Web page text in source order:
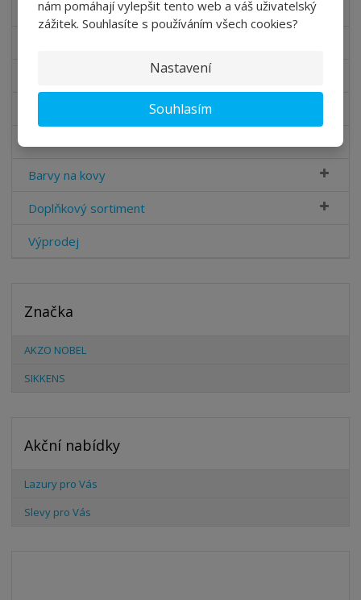
nám pomáhají vylepšit tento web a váš uživatelský
zážitek. Souhlasíte s používáním všech cookies?
Nastavení
Souhlasím
Impregnace dřeva
Barvy na kovy
Doplňkový sortiment
Výprodej
Značka
AKZO NOBEL
SIKKENS
Akční nabídky
Lazury pro Vás
Slevy pro Vás